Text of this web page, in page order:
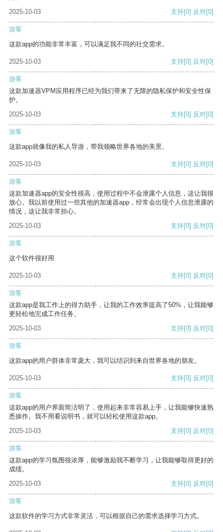
2025-10-03
支持[0] 反对[0]
游客
这款app的功能非常丰富，可以满足我不同的社交需求。
2025-10-03 支持[0] 反对[0]
游客
这款加速器VPM应用程序已经为我们带来了无限的隐私保护和安全性保
护。
2025-10-03
支持[0] 反对[0]
游客
这款app就像我的私人导游，带我领略世界各地的美景。
2025-10-03 支持[0] 反对[0]
游客
这款加速器app的安全性很高，使用过程中不会泄露个人信息，这让我很
放心。我以前使用过一些其他的加速器app，经常会出现个人信息泄露的
情况，这让我非常担心。
2025-10-03
支持[0] 反对[0]
游客
这个软件很好用
2025-10-03 支持[0] 反对[0]
游客
这款app是我工作上的得力助手，让我的工作效率提高了50%，让我能够
更轻松地完成工作任务。
2025-10-03
支持[0] 反对[0]
游客
这款app的用户群体非常庞大，我可以结识到来自世界各地的朋友。
2025-10-03 支持[0] 反对[0]
游客
这款app的用户界面简洁明了，使用起来非常容易上手，让我能够快速熟
悉操作。我不用看说明书，就可以轻松使用这款app。
2025-10-03
支持[0] 反对[0]
游客
这款app的学习氛围很浓厚，能够激励我不断学习，让我能够取得更好的
成绩。
2025-10-03
支持[0] 反对[0]
游客
这款软件的学习方式非常灵活，可以根据自己的需求选择学习方式。